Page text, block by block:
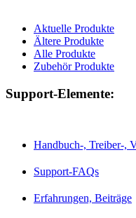
Aktuelle Produkte
Ältere Produkte
Alle Produkte
Zubehör Produkte
Support-Elemente:
Handbuch-, Treiber-,
Support-FAQs
Erfahrungen, Beiträge